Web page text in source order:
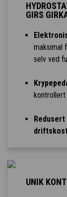
GIRS
maksimal
selv ved
UNIK